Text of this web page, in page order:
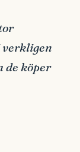
de köper